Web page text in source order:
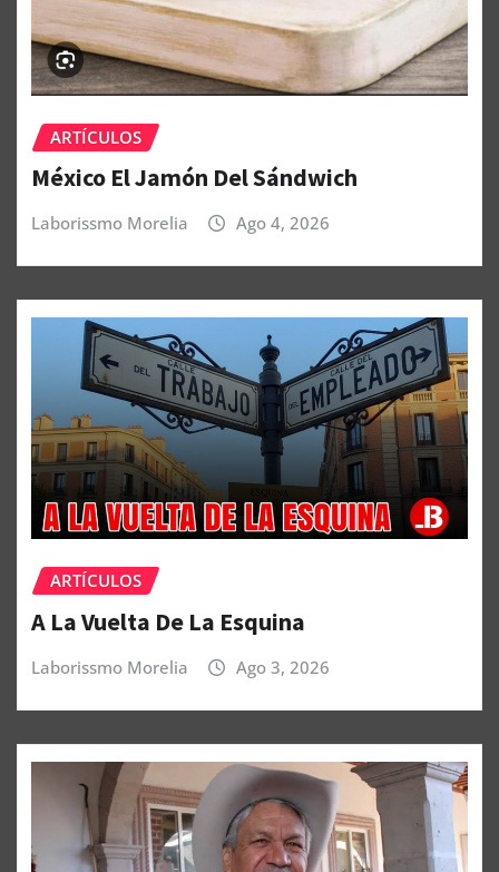
ARTÍCULOS
México El Jamón Del Sándwich
Laborissmo Morelia Ago 4, 2026
ARTÍCULOS
A La Vuelta De La Esquina
Laborissmo Morelia Ago 3, 2026